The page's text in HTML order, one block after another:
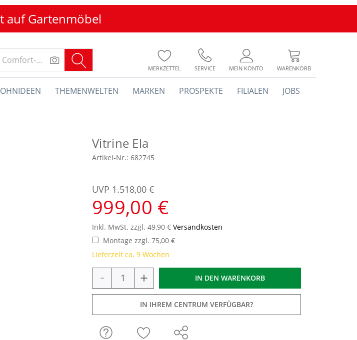
auf Gartenmöbel
MERKZETTEL SERVICE MEIN KONTO WARENKORB
THEMENWELTEN MARKEN PROSPEKTE FILIALEN JOBS
Vitrine Ela
Artikel-Nr.: 682745
999,00 €
UVP 1.518,00 €
Inkl. MwSt. zzgl. 49,90 € Versandkosten
Lieferzeit ca. 9 Wochen
Montage zzgl. 75,00 €
- + IN DEN WARENKORB
IN IHREM CENTRUM VERFÜGBAR?